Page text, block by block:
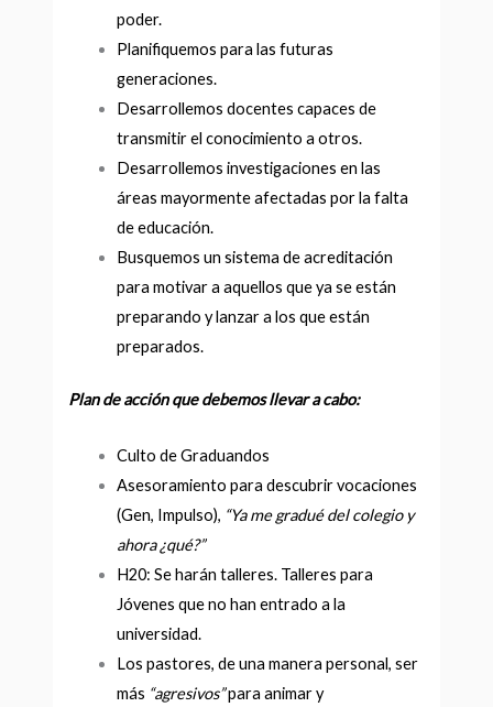
poder.
Planifiquemos para las futuras
generaciones.
Desarrollemos docentes capaces de
transmitir el conocimiento a otros.
Desarrollemos investigaciones en las
áreas mayormente afectadas por la falta
de educación.
Busquemos un sistema de acreditación
para motivar a aquellos que ya se están
preparando y lanzar a los que están
preparados.
Plan de acción que debemos llevar a cabo:
Culto de Graduandos
Asesoramiento para descubrir vocaciones
(Gen, Impulso), “Ya me gradué del colegio y
ahora ¿qué?”
H20: Se harán talleres. Talleres para
Jóvenes que no han entrado a la
universidad.
Los pastores, de una manera personal, ser
más “agresivos”para animar y